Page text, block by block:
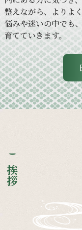
整えながら、
より よく
悩みや迷いの中でも、
育てていきます。
ご挨拶